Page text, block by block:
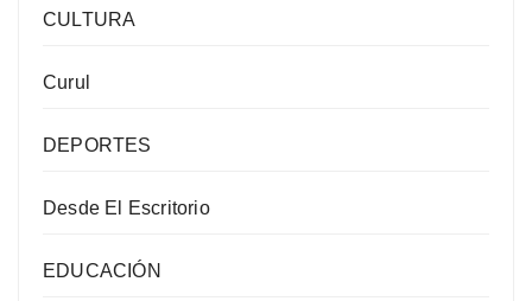
CULTURA
Curul
DEPORTES
Desde El Escritorio
EDUCACIÓN